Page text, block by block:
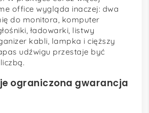
office wygląda inaczej: dwa
do monitora, komputer
ładowarki, listwy
kabli, lampka i cięższy
udźwigu przestaje być
ograniczona gwarancja